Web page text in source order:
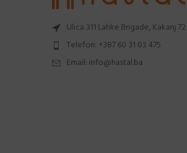
Ulica 311 Lahke Brigade, Kakanj
Telefon: +387 60 31 03 475
Email: info@hastal.ba